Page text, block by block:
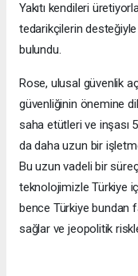
Yakıtı kendileri
tedarikçilerin
bulundu.
Rose, ulusal güvenlik
güvenliğinin önemine
saha etütleri ve inşası
da daha uzun bir
Bu uzun vadeli bir
teknolojimizle Türkiye
bence Türkiye bundan
sağlar ve jeopolitik